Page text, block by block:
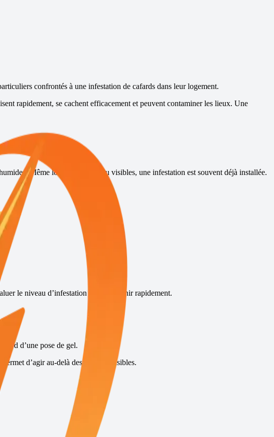
confrontés à une infestation de cafards dans leur logement.
rapidement, se cachent efficacement et peuvent contaminer les lieux. Une
Même lorsqu’ils sont peu visibles, une infestation est souvent déjà installée.
le niveau d’infestation et d’intervenir rapidement.
tard d’une pose de gel.
d’agir au-delà des insectes visibles.